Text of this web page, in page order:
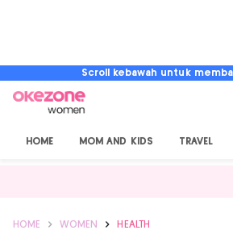
Scroll kebawah untuk
HOME MOM AND KIDS TRAVEL
HOME WOMEN HEALTH